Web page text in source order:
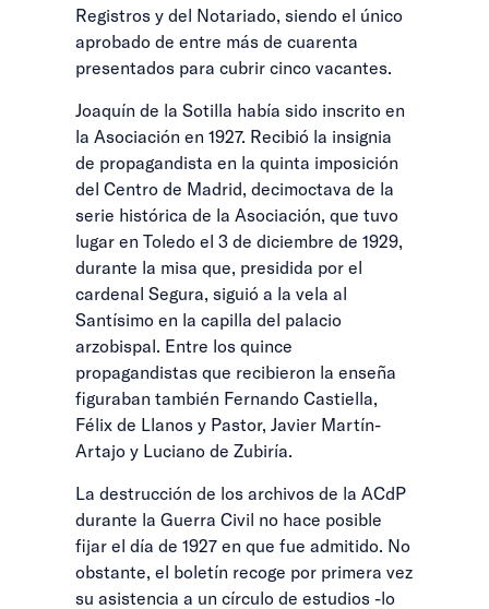
Registros y del Notariado, siendo el único
aprobado de entre más de cuarenta
presentados para cubrir cinco vacantes.
Joaquín de la Sotilla había sido inscrito en
la Asociación en 1927. Recibió la insignia
de propagandista en la quinta imposición
del Centro de Madrid, decimoctava de la
serie histórica de la Asociación, que tuvo
lugar en Toledo el 3 de diciembre de 1929,
durante la misa que, presidida por el
cardenal Segura, siguió a la vela al
Santísimo en la capilla del palacio
arzobispal. Entre los quince
propagandistas que recibieron la enseña
figuraban también Fernando Castiella,
Félix de Llanos y Pastor, Javier Martín-
Artajo y Luciano de Zubiría.
La destrucción de los archivos de la ACdP
durante la Guerra Civil no hace posible
fijar el día de 1927 en que fue admitido. No
obstante, el boletín recoge por primera vez
su asistencia a un círculo de estudios -lo